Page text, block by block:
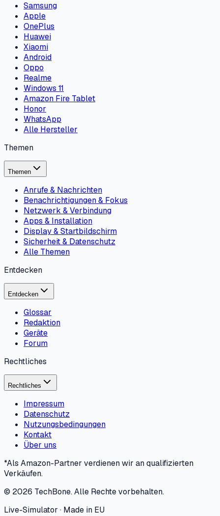
Samsung
Apple
OnePlus
Huawei
Xiaomi
Android
Oppo
Realme
Windows 11
Amazon Fire Tablet
Honor
WhatsApp
Alle Hersteller
Themen
Themen
Anrufe & Nachrichten
Benachrichtigungen & Fokus
Netzwerk & Verbindung
Apps & Installation
Display & Startbildschirm
Sicherheit & Datenschutz
Alle Themen
Entdecken
Entdecken
Glossar
Redaktion
Geräte
Forum
Rechtliches
Rechtliches
Impressum
Datenschutz
Nutzungsbedingungen
Kontakt
Über uns
*Als Amazon-Partner verdienen wir an qualifizierten
Verkäufen.
© 2026 TechBone.Alle Rechte vorbehalten.
Live-Simulator · Made in EU